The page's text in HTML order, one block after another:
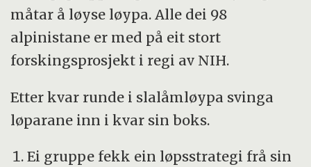
måtar å løyse løypa. Alle dei 98
alpinistane er med på eit stort
forskingsprosjekt i regi av NIH.
Etter kvar runde i slalåmløypa svinga
løparane inn i kvar sin boks.
Ei gruppe fekk ein løpsstrategi frå sin